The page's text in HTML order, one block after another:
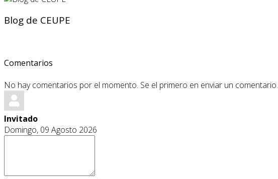
Blog de CEUPE
Comentarios
No hay comentarios por el momento. Se el primero en enviar un comentario.
Invitado
Domingo, 09 Agosto 2026